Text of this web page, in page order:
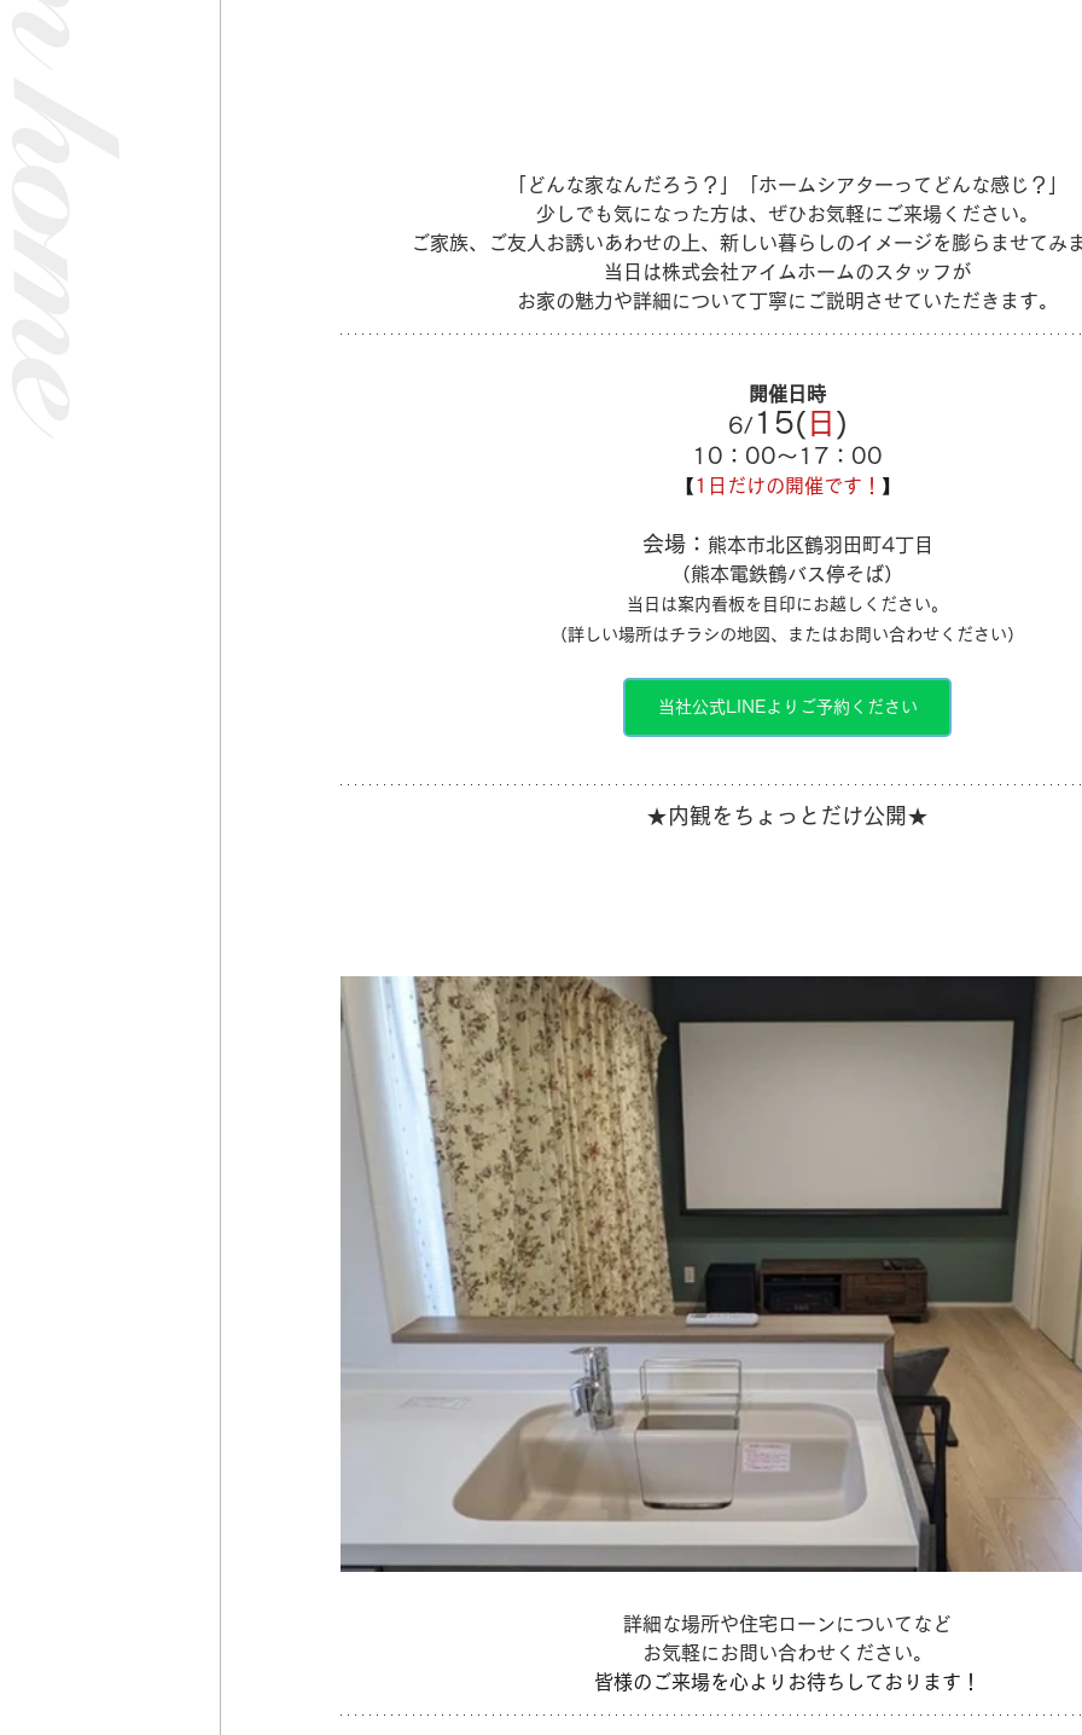
「どんな家なんだろう？」「ホームシアターってどんな感じ？」
少しでも気になった方は、ぜひお気軽にご来場ください。
ご家族、ご友人お誘いあわせの上、新しい暮らしのイメージを膨らませてみ
当日は株式会社アイムホームのスタッフが
お家の魅力や詳細について丁寧にご説明させていただきます。
開催日時
6/15( 日 )
10：00～17：00
【1日だけの開催です！ 】
会場： 熊本市北区鶴羽田町4丁目
（熊本電鉄鶴バス停そば）
当日は案内看板を目印にお越しください。
（詳しい場所はチラシの地図、またはお問い合わせください）
当社公式LINEよりご予約ください
★内観をちょっとだけ公開★
詳細な場所や住宅ローンについてなど
お気軽にお問い合わせください。
皆様のご来場を心よりお待ちしております！